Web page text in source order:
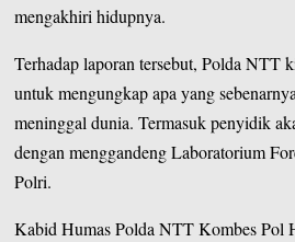
mengakhiri hidupnya.
Terhadap laporan tersebut, Polda NTT
untuk mengungkap apa yang
meninggal dunia. Termasuk penyidik
dengan menggandeng Laboratorium
Polri.
Kabid Humas Polda NTT Kombes Pol